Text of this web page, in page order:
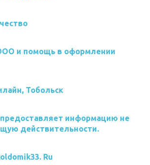
и помощь в оформлении
Тобольск
предоставляет информацию не
действительности.
Ru